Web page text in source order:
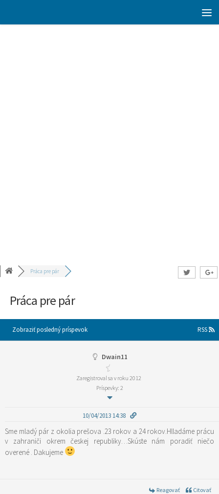
Práca pre pár
Práca pre pár
Zobraziť posledný príspevok RSS
Dwain11
Zaregistroval sa v roku 2012
Príspevky: 2
10/04/2013 14:38
Sme mladý pár z okolia prešova .23 rokov a 24 rokov.Hlladáme prácu
v zahraniči okrem českej republiky…Skúste nám poradiť niečo
overené . Dakujeme
Reagovať Citovať